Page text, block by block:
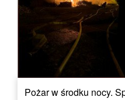
Pożar w środku nocy.